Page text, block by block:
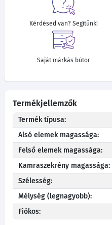
Kérdésed van? Segítünk!
Saját márkás bútor
Termékjellemzők
Termék típusa:
Alsó elemek magassága:
Felső elemek magassága:
Kamraszekrény magassága:
Szélesség:
Mélység (legnagyobb):
Fiókos: